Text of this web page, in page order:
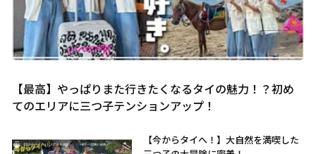
【最高】やっぱりまた行きたくなるタイの魅力！？初め
てのエリアに三つ子テンションアップ！
【今からタイへ！】大自然を満喫した